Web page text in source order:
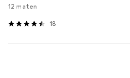
12 maten
18